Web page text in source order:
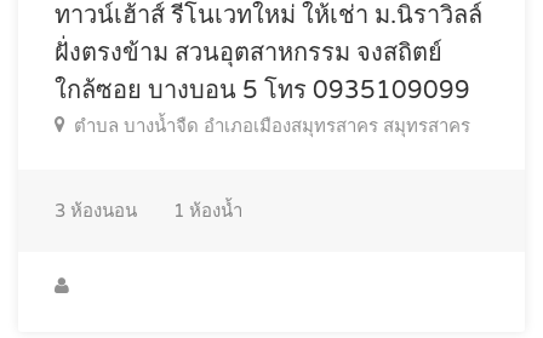
ทาวน์เฮ้าส์ รีโนเวทใหม่ ให้เช่า ม.นิราวิลล์
ฝั่งตรงข้าม สวนอุตสาหกรรม จงสถิตย์
ใกล้ซอย บางบอน 5 โทร 0935109099
ตำบล บางน้ำจืด อำเภอเมืองสมุทรสาคร สมุทรสาคร
3 ห้องนอน 1 ห้องน้ำ